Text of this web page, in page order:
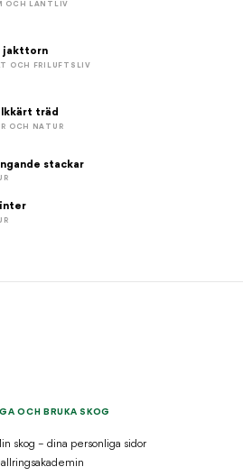
OCH LANTLIV
jakttorn
OCH FRILUFTSLIV
träd
OCH NATUR
stackar
OCH BRUKA SKOG
skog – dina personliga sidor